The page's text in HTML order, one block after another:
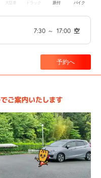
大型車 トラック 原付 バイク
7:30 ～ 17:00 空
予約へ